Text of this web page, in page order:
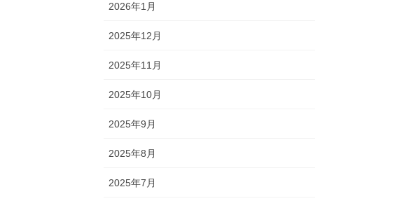
2026年1月
2025年12月
2025年11月
2025年10月
2025年9月
2025年8月
2025年7月